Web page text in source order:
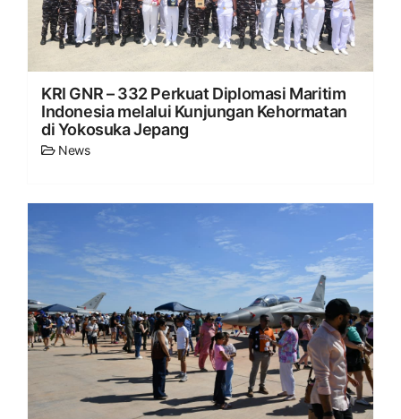
KRI GNR – 332 Perkuat Diplomasi Maritim
Indonesia melalui Kunjungan Kehormatan
di Yokosuka Jepang
News